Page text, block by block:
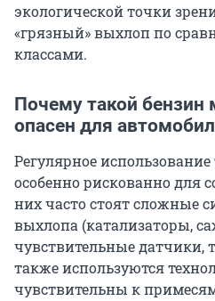
экологической точки
«грязный» выхлоп по
классами.
Почему такой
опасен для
Регулярное
особенно рискованно для
них часто стоят сложные
выхлопа (катализаторы,
чувствительные датчики,
также используются
чувствительны к